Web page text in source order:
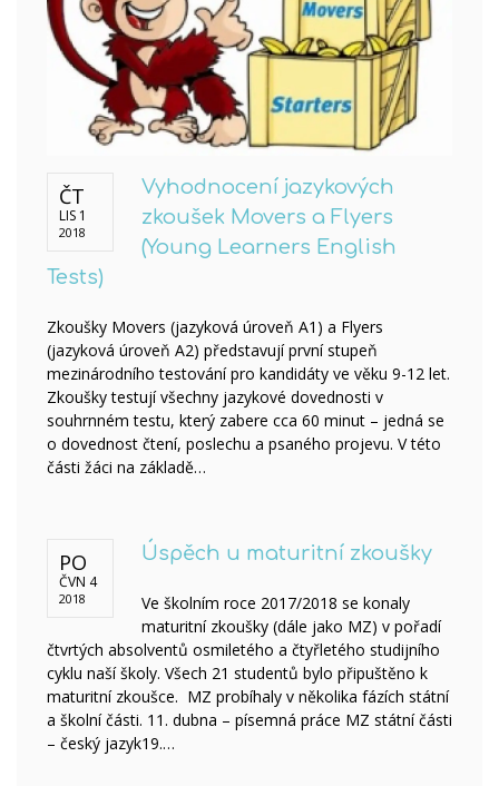
ČT
LIS 1
2018
Vyhodnocení jazykových
zkoušek Movers a Flyers
(Young Learners English
Tests)
Zkoušky Movers (jazyková úroveň A1) a Flyers
(jazyková úroveň A2) představují první stupeň
mezinárodního testování pro kandidáty ve věku 9-12 let.
Zkoušky testují všechny jazykové dovednosti v
souhrnném testu, který zabere cca 60 minut – jedná se
o dovednost čtení, poslechu a psaného projevu. V této
části žáci na základě…
PO
ČVN 4
2018
Úspěch u maturitní zkoušky
Ve školním roce 2017/2018 se konaly
maturitní zkoušky (dále jako MZ) v pořadí
čtvrtých absolventů osmiletého a čtyřletého studijního
cyklu naší školy. Všech 21 studentů bylo připuštěno k
maturitní zkoušce. MZ probíhaly v několika fázích státní
a školní části. 11. dubna – písemná práce MZ státní části
– český jazyk19.…